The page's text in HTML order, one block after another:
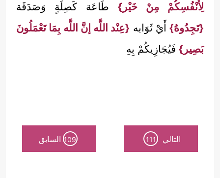
لِأَنْفُسِكُمْ مِنْ خَيْر} طَاعَة كَصِلَةٍ وَصَدَقَة
{تَجِدُوهُ} أَيْ ثَوَابه {عِنْد اللَّه إنَّ اللَّه بِمَا تَعْمَلُونَ
بَصِير} فَيُجَازِيكُمْ بِهِ
التالي 111
109 السابق